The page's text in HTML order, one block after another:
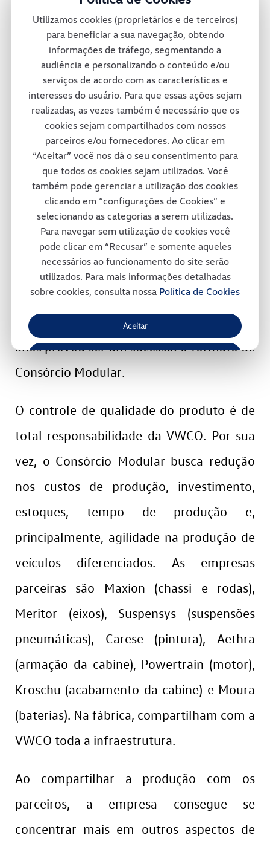
Utilizamos cookies (proprietários e de terceiros)
para beneficiar a sua navegação, obtendo
informações de tráfego, segmentando a
audiência e personalizando o conteúdo e/ou
serviços de acordo com as características e
interesses do usuário. Para que essas ações sejam
realizadas, as vezes também é necessário que os
cookies sejam compartilhados com nossos
parceiros e/ou fornecedores. Ao clicar em
“Aceitar” você nos dá o seu consentimento para
que todos os cookies sejam utilizados. Você
também pode gerenciar a utilização dos cookies
clicando em “configurações de Cookies” e
selecionando as categorias a serem utilizadas.
Para navegar sem utilização de cookies você
pode clicar em “Recusar” e somente aqueles
necessários ao funcionamento do site serão
utilizados. Para mais informações detalhadas
sobre cookies, consulta nossa Política de Cookies
Aceitar
Recusar
montadora oferece mais de 30 diferentes
veículos no México e conta também com
uma rede de concessionárias para dar
suporte total a seus clientes pelas ruas e
estradas mexicanas.
Consórcio Modular
A fábrica da Volkswagen Caminhões e
Ônibus em Resende adotou um projeto
inovador em termos de tecnologia e de
respeito ao colaborador e ao meio-
ambiente. Trata-se de um modelo
inovador de gestão e que, ao longo dos
anos provou ser um sucesso: o formato de
Consórcio Modular.
O controle de qualidade do produto é de
total responsabilidade da VWCO. Por sua
vez, o Consórcio Modular busca redução
nos custos de produção, investimento,
estoques, tempo de produção e,
principalmente, agilidade na produção de
veículos diferenciados. As empresas
parceiras são Maxion (chassi e rodas),
Meritor (eixos), Suspensys (suspensões
pneumáticas), Carese (pintura), Aethra
(armação da cabine), Powertrain (motor),
Kroschu (acabamento da cabine) e Moura
(baterias). Na fábrica, compartilham com a
VWCO toda a infraestrutura.
Ao compartilhar a produção com os
parceiros, a empresa consegue se
concentrar mais em outros aspectos de